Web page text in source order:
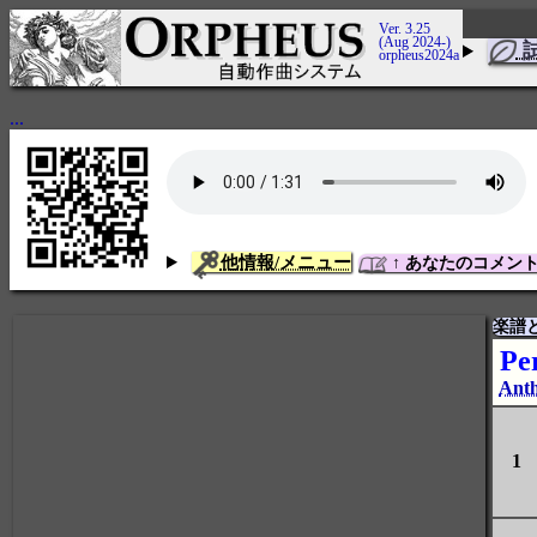
Ver. 3.25
(Aug 2024-)
orpheus2024a
...
他情報/メニュー ↑ あなたのコメン
楽譜
1